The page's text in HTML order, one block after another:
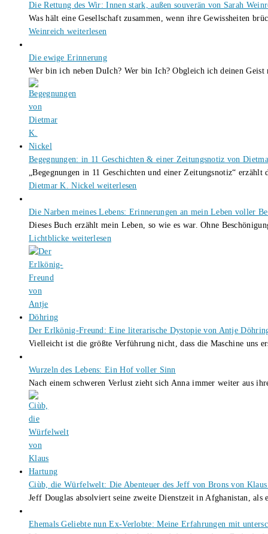
Die Rettung des Wir: Innen stark, außen souverän von Sarah
Was hält eine Gesellschaft zusammen, wenn ihre Gewissheiten
Weinreich weiterlesen
Die ewige Erinnerung
Wer bin ich neben DuIch? Wer bin Ich? Obgleich ich deinen
Begegnungen: in 11 Geschichten & einer Zeitungsnotiz von
„Begegnungen in 11 Geschichten und einer Zeitungsnotiz“
Dietmar K. Nickelweiterlesen
Die Narben meines Lebens: Erinnerungen an mein Leben voller
Dieses Buch erzählt mein Leben, so wie es war. Ohne
Lichtblicke weiterlesen
Der Erlkönig-Freund: Eine literarische Dystopie von Antje
Vielleicht ist die größte Verführung nicht, dass die Maschine uns
Wurzeln des Lebens: Ein Hof voller Sinn
Nach einem schweren Verlust zieht sich Anna immer weiter aus
Ciùb, die Würfelwelt: Die Abenteuer des Jeff von Brons von
Jeff Douglas absolviert seine zweite Dienstzeit in Afghanistan,
Ehemals Geliebte nun Ex-Verlobte: Meine Erfahrungen mit